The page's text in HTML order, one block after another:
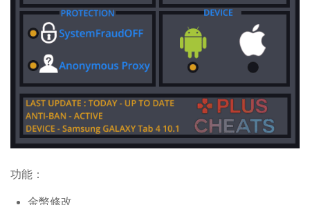
功能：
金幣修改